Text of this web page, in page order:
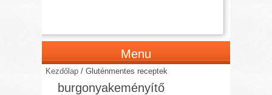
Menu
Kezdőlap /Gluténmentes receptek
burgonyakeményítő